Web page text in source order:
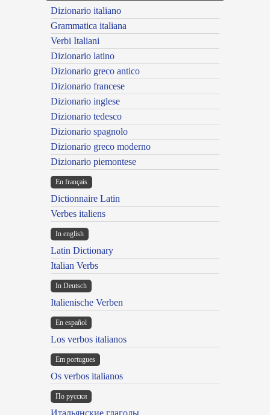
Dizionario italiano
Grammatica italiana
Verbi Italiani
Dizionario latino
Dizionario greco antico
Dizionario francese
Dizionario inglese
Dizionario tedesco
Dizionario spagnolo
Dizionario greco moderno
Dizionario piemontese
En français
Dictionnaire Latin
Verbes italiens
In english
Latin Dictionary
Italian Verbs
In Deutsch
Italienische Verben
En español
Los verbos italianos
Em portugues
Os verbos italianos
По русски